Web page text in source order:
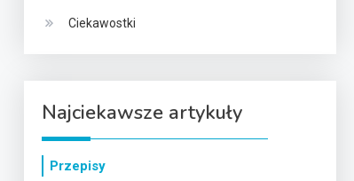
Ciekawostki
Najciekawsze artykuły
Przepisy